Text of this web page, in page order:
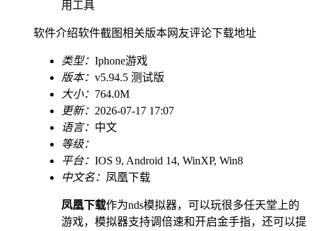
用工具
软件介绍软件截图相关版本网友评论下载地址
类型： Iphone游戏
版本： v5.94.5 测试版
大小： 764.0M
更新： 2026-07-17 17:07
语言： 中文
等级：
平台： IOS 9, Android 14, WinXP, Win8
中文名： 凤凰下载
凤凰下载作为nds模拟器，可以玩很多任天堂上的
游戏，模拟器支持调倍速和开启金手指，还可以提